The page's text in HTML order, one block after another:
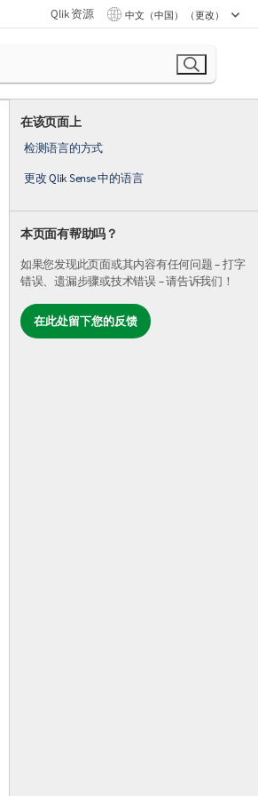
Qlik 资源 中文（中国） （更改）
在该页面上
检测语言的方式
更改 Qlik Sense 中的语言
本页面有帮助吗？
如果您发现此页面或其内容有任何问题 – 打字
错误、遗漏步骤或技术错误 – 请告诉我们！
在此处留下您的反馈